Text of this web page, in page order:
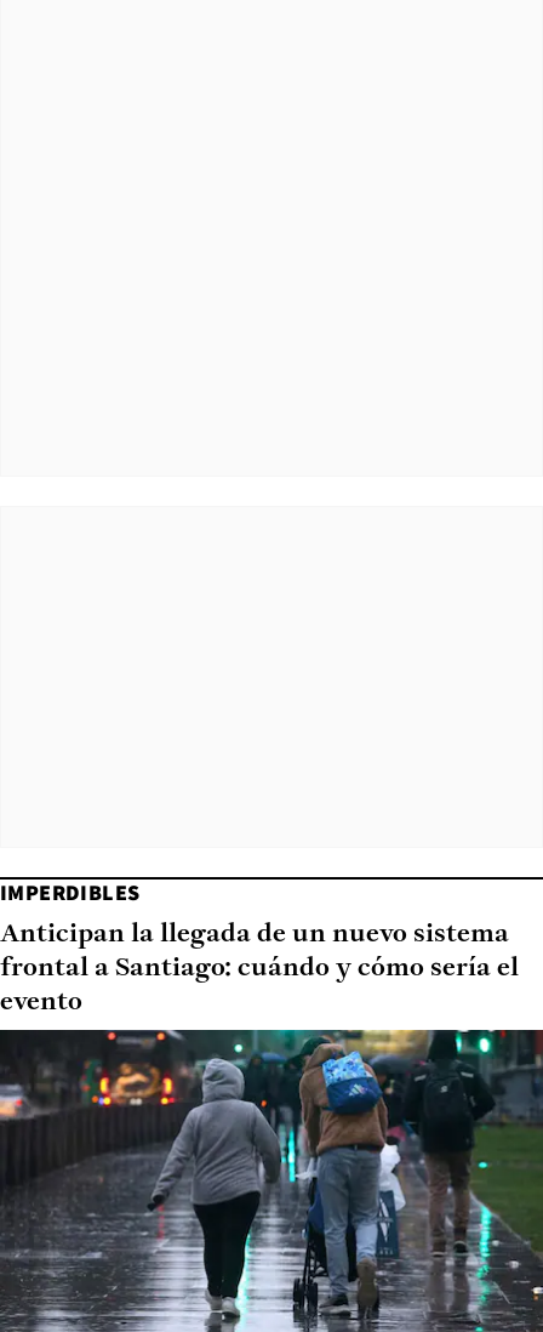
IMPERDIBLES
Anticipan la llegada de un nuevo sistema
frontal a Santiago: cuándo y cómo sería el
evento